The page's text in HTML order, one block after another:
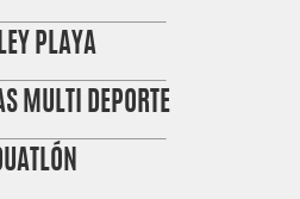
PLAYA
MULTI DEPORTE